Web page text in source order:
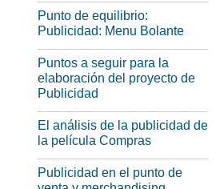
Punto de equilibrio:
Publicidad: Menu Bolante
Puntos a seguir para la
elaboración del proyecto de
Publicidad
El análisis de la publicidad de
la película Compras
Publicidad en el punto de